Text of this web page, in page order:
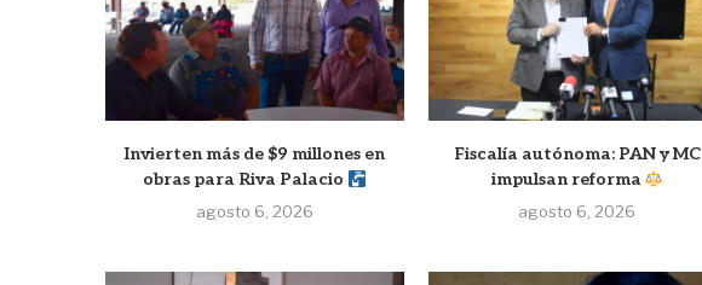
Invierten más de $9 millones en
obras para Riva Palacio
agosto 6, 2026
Fiscalía autónoma: PAN y MC
impulsan reforma
agosto 6, 2026